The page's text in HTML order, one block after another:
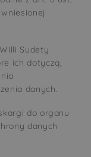
Sudety
ich dotyczą,
danych.
do organu
danych